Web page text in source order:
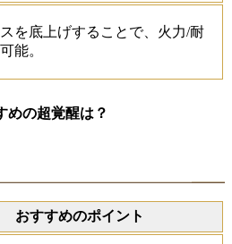
を底上げすることで、火力/耐
能。
めの超覚醒は？
おすすめのポイント